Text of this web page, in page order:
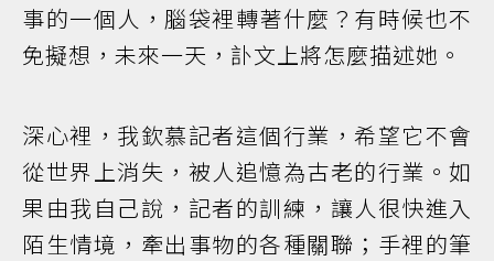
事的一個人，腦袋裡轉著什麼？有時候也不
免擬想，未來一天，訃文上將怎麼描述她。
深心裡，我欽慕記者這個行業，希望它不會
從世界上消失，被人追憶為古老的行業。如
果由我自己說，記者的訓練，讓人很快進入
陌生情境，牽出事物的各種關聯；手裡的筆